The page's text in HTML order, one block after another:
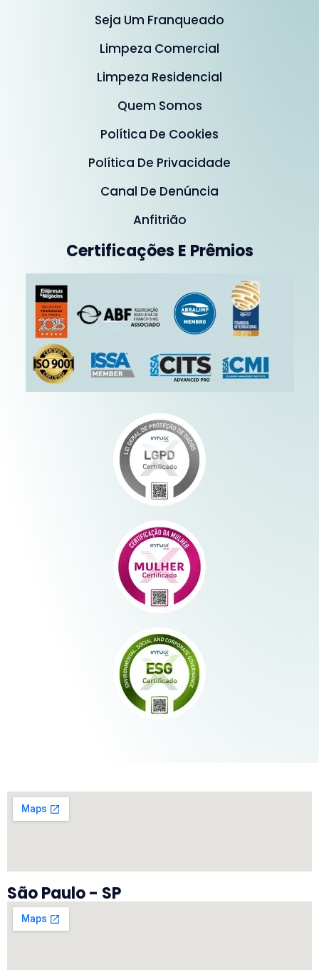
Seja Um Franqueado
Limpeza Comercial
Limpeza Residencial
Quem Somos
Política De Cookies
Política De Privacidade
Canal De Denúncia
Anfitrião
Certificações E Prêmios
São Paulo - SP